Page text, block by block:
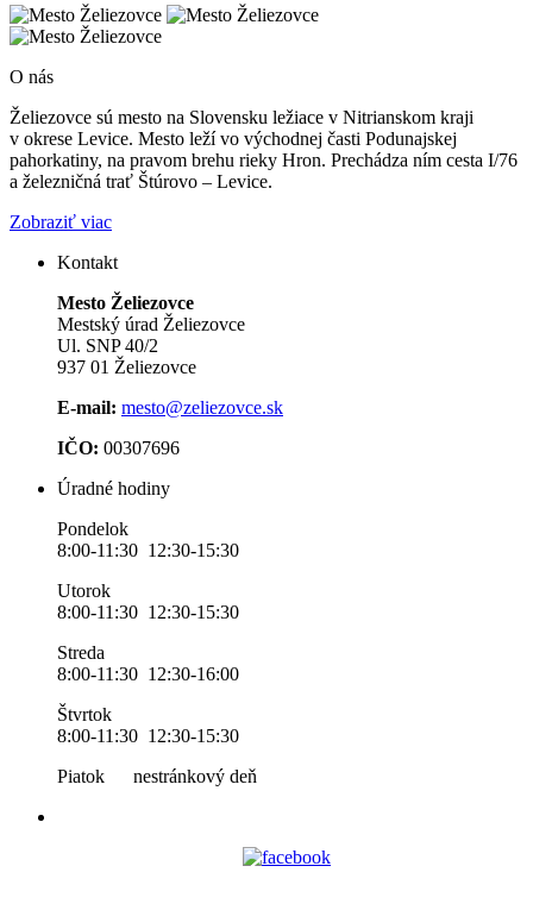
O nás
Želiezovce sú mesto na Slovensku ležiace v Nitrianskom kraji
v okrese Levice. Mesto leží vo východnej časti Podunajskej
pahorkatiny, na pravom brehu rieky Hron. Prechádza ním cesta I/76
a železničná trať Štúrovo – Levice.
Zobraziť viac
Kontakt
Mesto Želiezovce
Mestský úrad Želiezovce
Ul. SNP 40/2
937 01 Želiezovce
E-mail: mesto@zeliezovce.sk
IČO: 00307696
Úradné hodiny
Pondelok
8:00-11:30 12:30-15:30
Utorok
8:00-11:30 12:30-15:30
Streda
8:00-11:30 12:30-16:00
Štvrtok
8:00-11:30 12:30-15:30
Piatok nestránkový deň